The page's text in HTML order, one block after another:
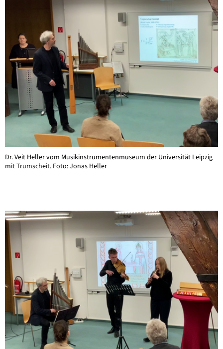
Dr. Veit Heller vom Musikinstrumentenmuseum der Universität Leipzig
mit Trumscheit. Foto: Jonas Heller